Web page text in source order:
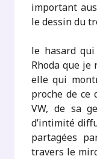
important
le dessin du
le hasard
Rhoda que je
elle qui
proche de ce
VW, de sa
d’intimité
partagées
travers le